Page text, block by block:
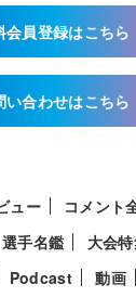
会員登録はこちら
い合わせはこちら
ュー コメント
選手名鑑 大会
Podcast 動画